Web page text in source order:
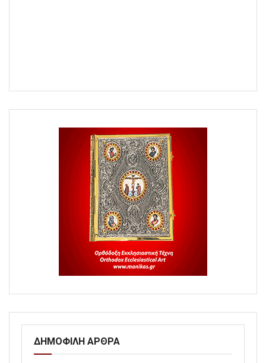
ΔΗΜΟΦΙΛΗ ΑΡΘΡΑ